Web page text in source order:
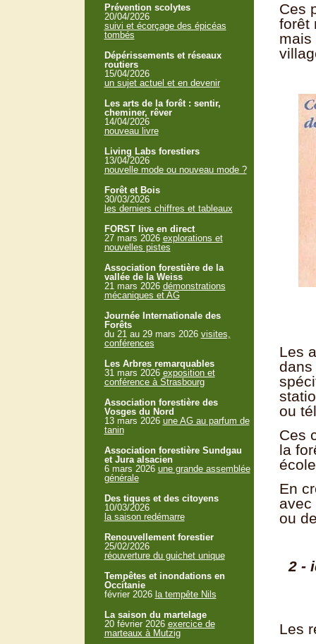
Ces
forêt
mais
Les
dans
ou
Ces
la
En
avec
ou
2 -
Les
Prévention scolytes
20/04/2026
suivi et écorçage des épicéas
tombés
Dépérissements et réseaux
routiers
15/04/2026
un sujet actuel et en devenir
Les arts de la forêt : sentir,
cheminer, rêver
14/04/2026
nouveau livre
Living Labs forestiers
13/04/2026
nouvelle mode ou nouveau mode ?
Forêt et Bois
30/03/2026
les derniers chiffres et tableaux
FORST live en direct
27 mars 2026 explorations et
nouvelles pistes
Association forestière de la
vallée de la Weiss
21 mars 2026 démonstrations
mécaniques et AG
Journée Internationale des
Forêts
du 21 au 29 mars 2026 visites,
conférences
Les Arbres remarquables
31 mars 2026 exposition et
conférence à Strasbourg
Association forestière des
Vosges du Nord
13 mars 2026 une AG au parfum de
tanin
Association forestière Sundgau
et Jura alsacien
6 mars 2026 une grande assemblée
générale
Des tiques et des citoyens
10/03/2026
la saison redémarre
Renouvellement forestier
25/02/2026
réouverture du guichet unique
Tempêtes et inondations en
Occitanie
février 2026 la tempête Nils
La saison du martelage
20 février 2026 exercice de
marteaux à Mutzig